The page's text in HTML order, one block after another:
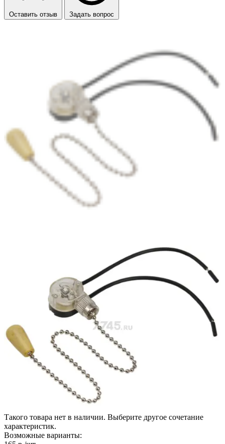
Оставить отзыв Задать вопрос
Такого товара нет в наличии. Выберите другое сочетание
характеристик.
Возможные варианты: